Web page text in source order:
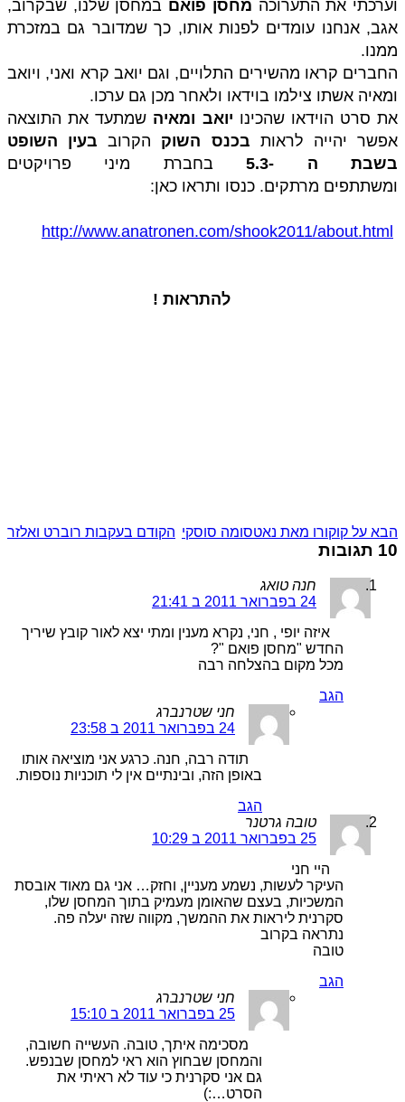
וערכתי את התערוכה מחסן פואם במחסן שלנו, שבקרוב,
אגב, אנחנו עומדים לפנות אותו, כך שמדובר גם במזכרת
ממנו.
החברים קראו מהשירים התלויים, וגם יואב קרא ואני, ויואב
ומאיה אשתו צילמו בוידאו ולאחר מכן גם ערכו.
את סרט הוידאו שהכינו יואב ומאיה שמתעד את התוצאה
אפשר יהייה לראות בכנס השוק הקרוב בעין השופט
בשבת ה -5.3
בחברת מיני פרויקטים
ומשתתפים מרתקים. כנסו ותראו כאן:
http://www.anatronen.com/shook2011/about.html
להתראות !
הקודם בעקבות רוברט ואלזר הבא על קוקורו מאת נאטסומה סוסקי
10 תגובות
חנה טואג
24 בפברואר 2011 ב 21:41
איזה יופי , חני, נקרא מענין ומתי יצא לאור קובץ שיריך
החדש "מחסן פואם "?
מכל מקום בהצלחה רבה
הגב
חני שטרנברג
24 בפברואר 2011 ב 23:58
תודה רבה, חנה. כרגע אני מוציאה אותו
באופן הזה, ובינתיים אין לי תוכניות נוספות.
הגב
טובה גרטנר
25 בפברואר 2011 ב 10:29
היי חני
העיקר לעשות, נשמע מעניין, וחזק… אני גם מאוד אובסת
המשכיות, בעצם שהאומן מעמיק בתוך המחסן שלו,
סקרנית ליראות את ההמשך, מקווה שזה יעלה פה.
נתראה בקרוב
טובה
הגב
חני שטרנברג
25 בפברואר 2011 ב 15:10
מסכימה איתך, טובה. העשייה חשובה,
והמחסן שבחוץ הוא ראי למחסן שבנפש.
גם אני סקרנית כי עוד לא ראיתי את
הסרט…:)